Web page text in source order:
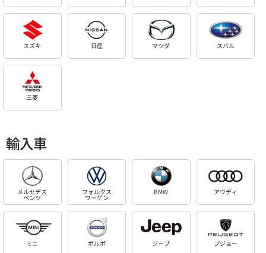
スズキ 日産 マツダ スバル
三菱
輸入車
メルセデス
ベンツ
フォルクス
ワーゲン
BMW アウディ
ミニ ボルボ ジープ プジョー